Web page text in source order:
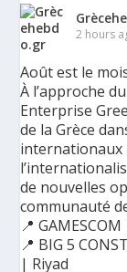
2 hours
Août est le
À l’approche
Enterprise
de la Grèce
internationaux
de nouvelles
communauté
📍
📍 BIG 5
| Riyad